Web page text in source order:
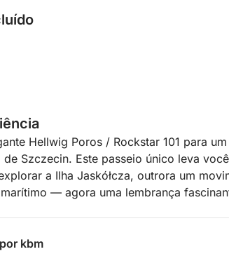
Hellwig Poros / Rockstar 101 para
Szczecin. Este passeio único leva
a Ilha Jaskółcza, outrora um
— agora uma lembrança
nas águas calmas do Rio Odra,
seu guia compartilhará histórias e
kbm